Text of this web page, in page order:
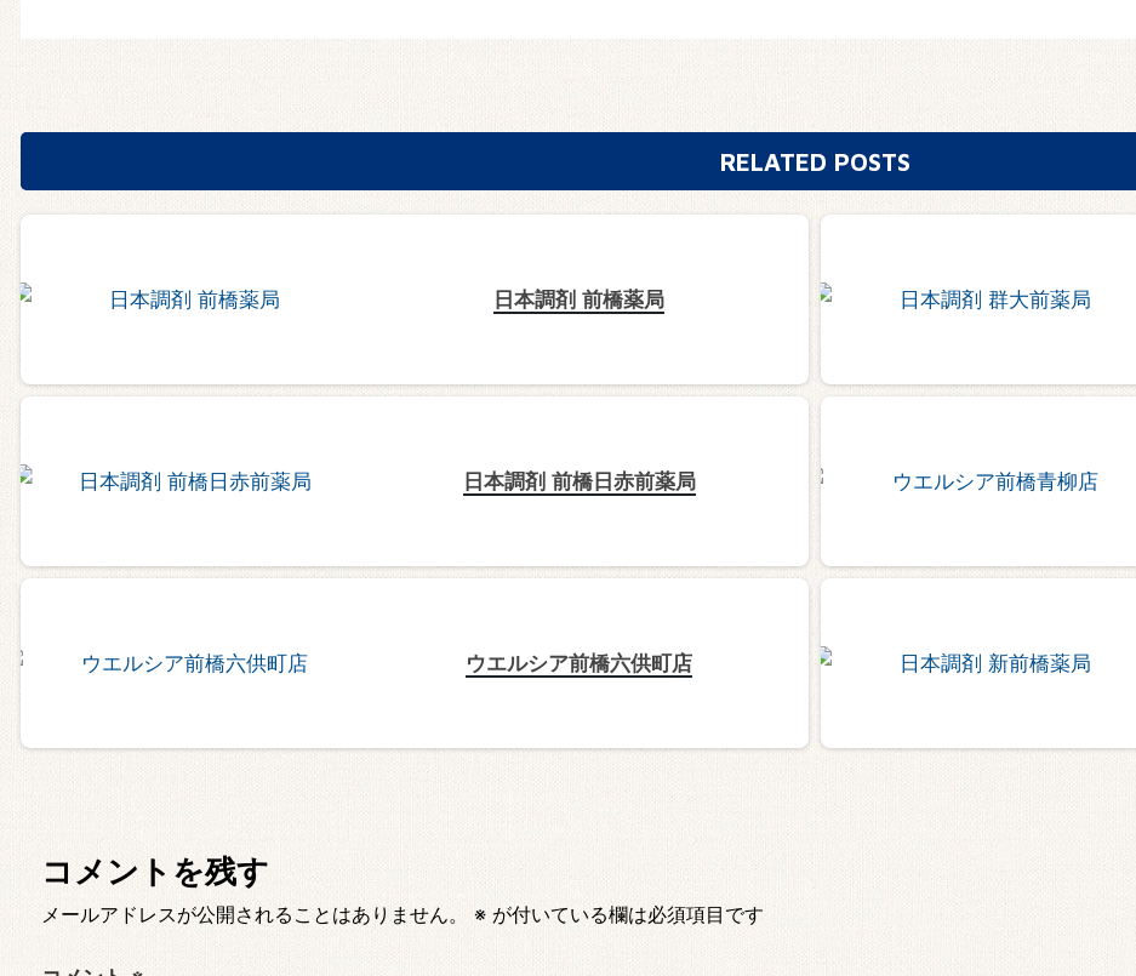
RELATED POSTS
日本調剤 前橋薬局
日本調剤 前橋日赤前薬局
ウエルシア前橋六供町店
コメントを残す
メールアドレスが公開されることはありません。 ※ が付いている欄は必須項目です